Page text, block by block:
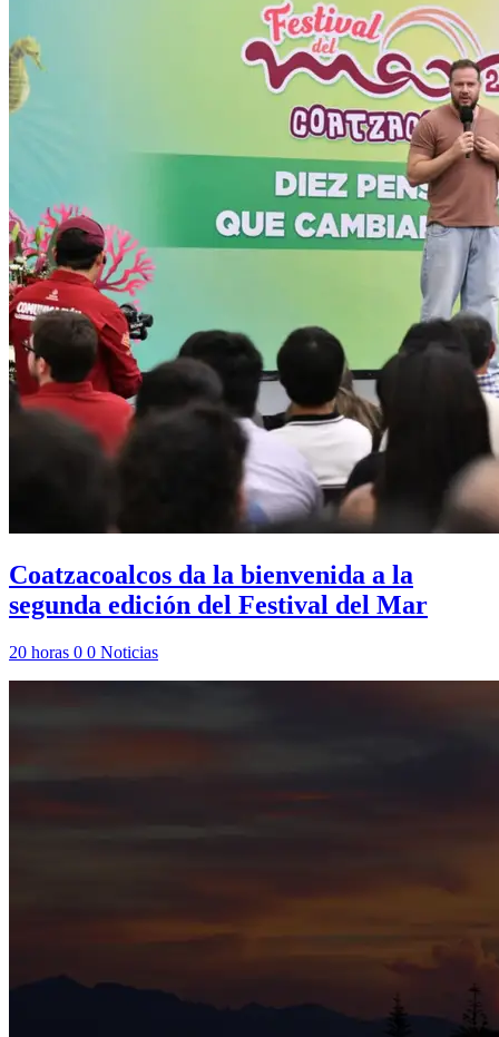
Coatzacoalcos da la bienvenida a la
segunda edición del Festival del Mar
20 horas 0 0 Noticias